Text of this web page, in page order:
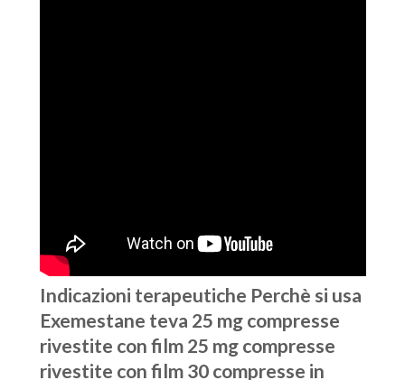
Indicazioni terapeutiche Perchè si usa
Exemestane teva 25 mg compresse
rivestite con film 25 mg compresse
rivestite con film 30 compresse in